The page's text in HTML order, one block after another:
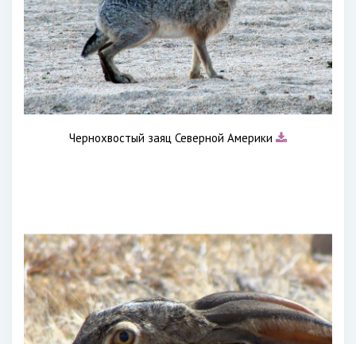
Чернохвостый заяц Северной Америки